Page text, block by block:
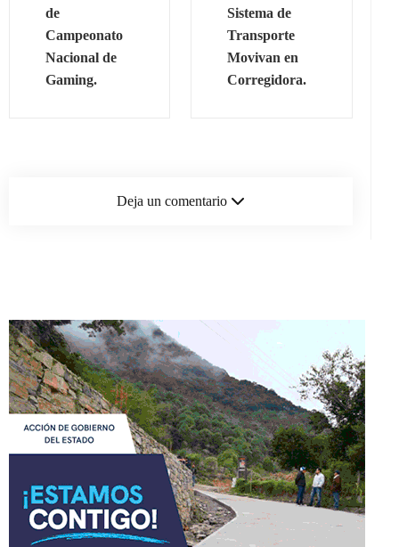
de
Campeonato
Nacional de
Gaming.
Sistema de
Transporte
Movivan en
Corregidora.
Deja un comentario